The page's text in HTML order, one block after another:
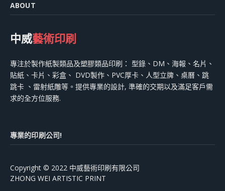
ABOUT
中威藝術印刷
專注於製作紙製類品及塑膠類品印刷： 型錄、DM、海報、名片、
貼紙、卡片、彩盒、 DVD製作、PVC厚卡、人型立牌、桌曆、跳
跳卡 、雷射紙雕等。提供專業的設計, 準確的交期以及滿足客戶需
求的全方位服務.
專業的印刷公司!
Copyright © 2022 中威藝術印刷有限公司
ZHONG WEI ARTISTIC PRINT